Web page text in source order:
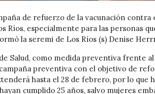
de refuerzo de la vacunación
Ríos, especialmente para las personas
la seremi de Los Ríos (s) Denise
Salud, como medida preventiva frente
preventiva con el objetivo de
hasta el 28 de febrero, por lo que
cumplido 25 años, salvo mujeres